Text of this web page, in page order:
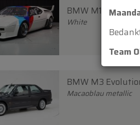
BMW M1 Coupe
White
BMW M3
Macaoblau metallic
Team